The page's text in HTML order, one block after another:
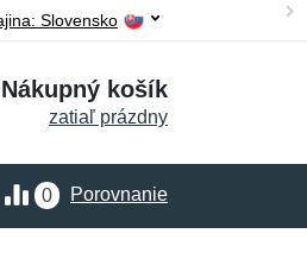
Slovensko
Nákupný košík
zatiaľ prázdny
0 Porovnanie